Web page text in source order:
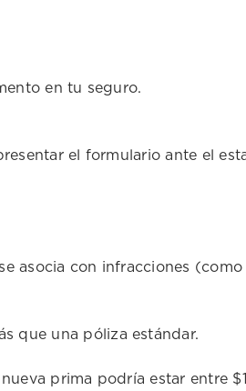
en tu seguro.
el formulario ante el
asocia con infracciones
que una póliza estándar.
prima podría estar entre